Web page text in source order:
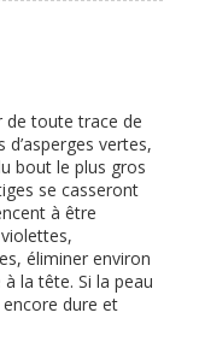
de toute trace de
vertes,
bout le plus gros
se casseront
à être
éliminer environ
la tête. Si la peau
encore dure et